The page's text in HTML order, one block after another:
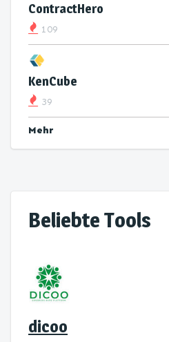
ContractHero
109
KenCube
39
Mehr
Beliebte Tools
dicoo